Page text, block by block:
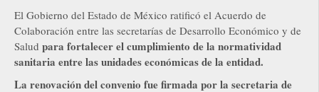
El Gobierno del Estado de México ratificó el Acuerdo de
Colaboración entre las secretarías de Desarrollo Económico y de
Salud para fortalecer el cumplimiento de la normatividad
sanitaria entre las unidades económicas de la entidad.
La renovación del convenio fue firmada por la secretaria de